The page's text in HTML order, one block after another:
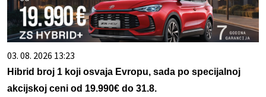
03. 08. 2026 13:23
Hibrid broj 1 koji osvaja Evropu, sada po specijalnoj
akcijskoj ceni od 19.990€ do 31.8.